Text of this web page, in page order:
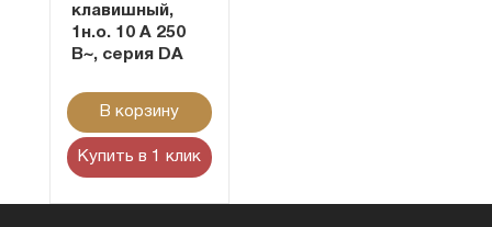
клавишный,
1н.о. 10 A 250
В~, серия DA
В корзину
Купить в 1 клик